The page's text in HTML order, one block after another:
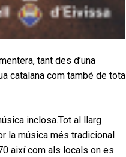
tant des d’una
catalana com també de tota
inclosa.Tot al llarg
la música més tradicional
així com als locals on es